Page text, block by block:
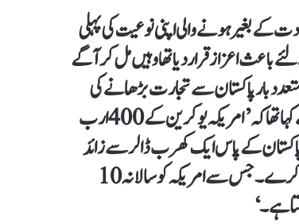
قیادت کے بغیر ہونے والی اپنی نوعیت کی پہلی
اعزاز قرار دیا تھا وہیں مل کر آگے
بار پاکستان سے تجارت بڑھانے کی
بھی بات کر چکے ہیں۔ دوسری جانب کچھ روز قبل فیلڈ مارشل عاصم منیر نے کہا تھا کہ ’امریکہ یوکرین کے 400 ارب
کے پاس ایک کھرب ڈالر سے زائد
کے معدنی ذخائر موجود ہیں۔ امریکہ کو چاہیے کہ وہ پاکستان میں سرمایہ کاری کرے۔ جس سے امریکہ کو سالانہ 10